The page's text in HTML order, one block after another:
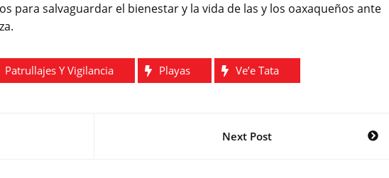
para salvaguardar el bienestar y la vida de las y los oaxaqueños ante
Patrullajes Y Vigilancia Playas Ve’e Tata
Next Post